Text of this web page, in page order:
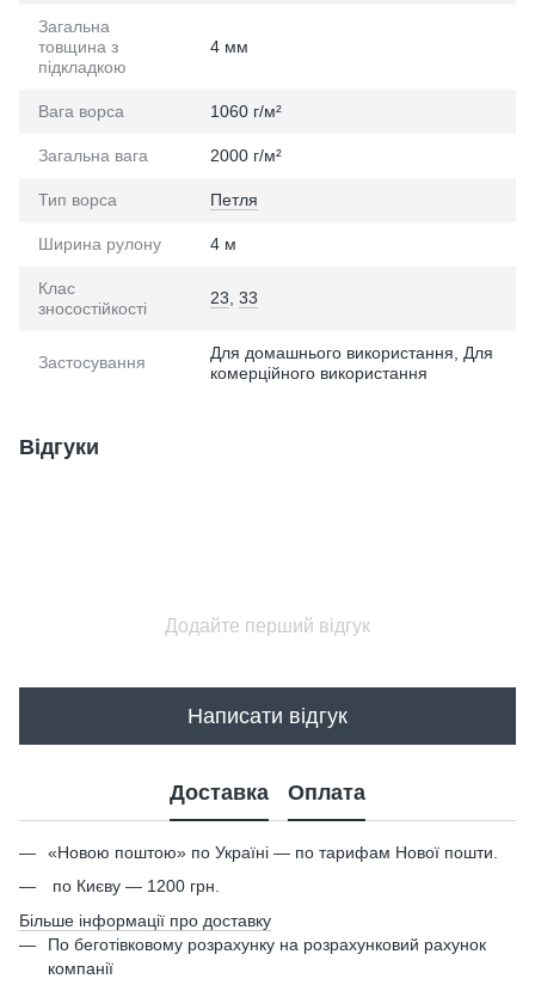
Загальна
товщина з
підкладкою
4 мм
Вага ворса 1060 г/м²
Загальна вага 2000 г/м²
Тип ворса Петля
Ширина рулону 4 м
Клас
зносостійкості
23 33
Застосування
Для домашнього використання, Для
комерційного використання
Відгуки
Додайте перший відгук
Написати відгук
Доставка Оплата
«Новою поштою» по Україні — по тарифам Нової пошти.
по Києву — 1200 грн.
Більше інформації про доставку
По беготівковому розрахунку на розрахунковий рахунок
компанії